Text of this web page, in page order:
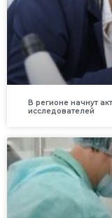
В регионе начнут
исследователей